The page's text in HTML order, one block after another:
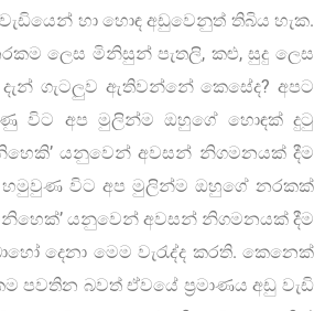
හා හොඳ අඩුවෙනුත් තිබිය හැක.
ලෙස මිනිසුන් පැතලි, කළු, සුදු ලෙස
ගැටලුව ඇතිවන්නේ කෙසේද? අපට
විට අප මුලින්ම ඔහුගේ හොඳක් දුටු
යනුවෙන් අවසන් නිගමනයක් දීම
විට අප මුලින්ම ඔහුගේ නරකක්
යනුවෙන් අවසන් නිගමනයක් දීම
දෙනා මෙම වැරැද්ද කරති. කෙනෙක්
පවතින බවත් ඒවයේ ප්‍රමාණය අඩු වැඩි